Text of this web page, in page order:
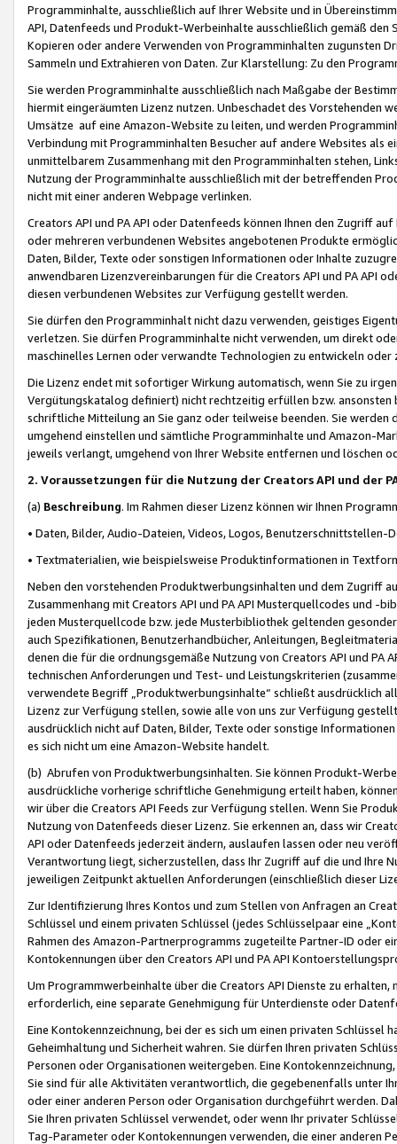
Programminhalte, ausschließlich auf Ihrer Website und in
API, Datenfeeds und Produkt-Werbeinhalte ausschließlich gemäß
Kopieren oder andere Verwenden von Programminhalten zugunsten
Sammeln und Extrahieren von Daten. Zur Klarstellung: Zu den
Sie werden Programminhalte ausschließlich nach Maßgabe der
hiermit eingeräumten Lizenz nutzen. Unbeschadet des Vorstehenden
Umsätze auf eine Amazon-Website zu leiten, und werden
Verbindung mit Programminhalten Besucher auf andere Websites als
unmittelbarem Zusammenhang mit den Programminhalten stehen,
Nutzung der Programminhalte ausschließlich mit der betreffenden
nicht mit einer anderen Webpage verlinken.
Creators API und PA API oder Datenfeeds können Ihnen den Zugriff
oder mehreren verbundenen Websites angebotenen Produkte
Daten, Bilder, Texte oder sonstigen Informationen oder Inhalte
anwendbaren Lizenzvereinbarungen für die Creators API und PA API
diesen verbundenen Websites zur Verfügung gestellt werden.
Sie dürfen den Programminhalt nicht dazu verwenden, geistiges
verletzen. Sie dürfen Programminhalte nicht verwenden, um direkt
maschinelles Lernen oder verwandte Technologien zu entwickeln
Die Lizenz endet mit sofortiger Wirkung automatisch, wenn Sie zu
Vergütungskatalog definiert) nicht rechtzeitig erfüllen bzw. ansonsten
schriftliche Mitteilung an Sie ganz oder teilweise beenden. Sie werden
umgehend einstellen und sämtliche Programminhalte und Amazon-
jeweils verlangt, umgehend von Ihrer Website entfernen und löschen
2. Voraussetzungen für die Nutzung der Creators API und der
(a) Beschreibung. Im Rahmen dieser Lizenz können wir Ihnen
• Daten, Bilder, Audio-Dateien, Videos, Logos, Benutzerschnittstellen-
• Textmaterialien, wie beispielsweise Produktinformationen in
Neben den vorstehenden Produktwerbungsinhalten und dem Zugriff
Zusammenhang mit Creators API und PA API Musterquellcodes und
jeden Musterquellcode bzw. jede Musterbibliothek geltenden
auch Spezifikationen, Benutzerhandbücher, Anleitungen,
denen die für die ordnungsgemäße Nutzung von Creators API und PA
technischen Anforderungen und Test- und Leistungskriterien
verwendete Begriff „Produktwerbungsinhalte“ schließt ausdrücklich
Lizenz zur Verfügung stellen, sowie alle von uns zur Verfügung
ausdrücklich nicht auf Daten, Bilder, Texte oder sonstige
es sich nicht um eine Amazon-Website handelt.
(b) Abrufen von Produktwerbungsinhalten. Sie können Produkt-
ausdrückliche vorherige schriftliche Genehmigung erteilt haben,
wir über die Creators API Feeds zur Verfügung stellen. Wenn Sie
Nutzung von Datenfeeds dieser Lizenz. Sie erkennen an, dass wir
API oder Datenfeeds jederzeit ändern, auslaufen lassen oder neu
Verantwortung liegt, sicherzustellen, dass Ihr Zugriff auf die und Ihre
jeweiligen Zeitpunkt aktuellen Anforderungen (einschließlich dieser
Zur Identifizierung Ihres Kontos und zum Stellen von Anfragen an
Schlüssel und einem privaten Schlüssel (jedes Schlüsselpaar eine
Rahmen des Amazon-Partnerprogramms zugeteilte Partner-ID oder
Kontokennungen über den Creators API und PA API
Um Programmwerbeinhalte über die Creators API Dienste zu
erforderlich, eine separate Genehmigung für Unterdienste oder
Eine Kontokennzeichnung, bei der es sich um einen privaten
Geheimhaltung und Sicherheit wahren. Sie dürfen Ihren privaten
Personen oder Organisationen weitergeben. Eine
Sie sind für alle Aktivitäten verantwortlich, die gegebenenfalls unter
oder einer anderen Person oder Organisation durchgeführt werden.
Sie Ihren privaten Schlüssel verwendet, oder wenn Ihr privater
Tag-Parameter oder Kontokennungen verwenden, die einer anderen